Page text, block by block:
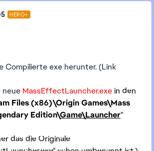
HERO+
Compilierte exe herunter. (Link
neue MassEffectLauncher.exein den
Files (x86)\Origin Games\Mass
Edition\Game\Launcher"
das die Originale